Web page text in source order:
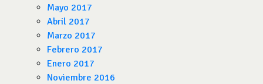
Mayo 2017
Abril 2017
Marzo 2017
Febrero 2017
Enero 2017
Noviembre 2016